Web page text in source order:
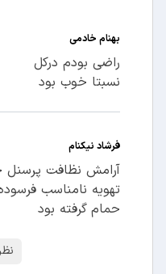
بهنام خادمی
راضی بودم درکل
نسبتا خوب بود
فرشاد نیکنام
آرامش نظافت
تهویه نامناسب
حمام گرفته بود